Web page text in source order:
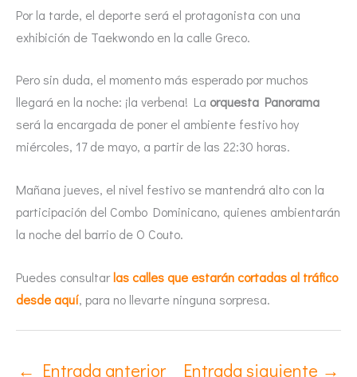
Por la tarde, el deporte será el protagonista con una
exhibición de Taekwondo en la calle Greco.
Pero sin duda, el momento más esperado por muchos
llegará en la noche: ¡la verbena! La orquesta Panorama
será la encargada de poner el ambiente festivo hoy
miércoles, 17 de mayo, a partir de las 22:30 horas.
Mañana jueves, el nivel festivo se mantendrá alto con la
participación del Combo Dominicano, quienes ambientarán
la noche del barrio de O Couto.
Puedes consultarlas calles que estarán cortadas al tráfico
desde aquí, para no llevarte ninguna sorpresa.
← Entrada anterior Entrada siguiente →